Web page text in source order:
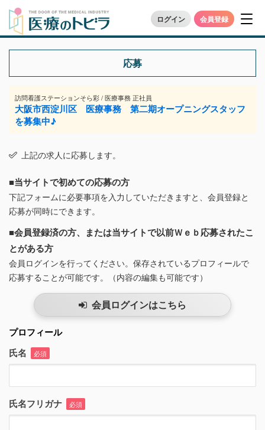
ログイン 会員登録
応募
訪問看護ステーションそら彩 / 医療事務 正社員
大阪市西淀川区 医療事務 第二期オープニングスタッフ
を募集中♪
上記の求人に応募します。
■当サイトで初めての応募の方
下記フォームに必要事項を入力していただきますと、会員登録と
応募が同時にできます。
■会員登録済の方、または当サイトで以前Ｗｅｂ応募されたこ
とがある方
会員ログインを行ってください。保存されているプロフィールで
応募することが可能です。（内容の編集も可能です）
会員ログインはこちら
プロフィール
氏名
必須
氏名フリガナ 必須